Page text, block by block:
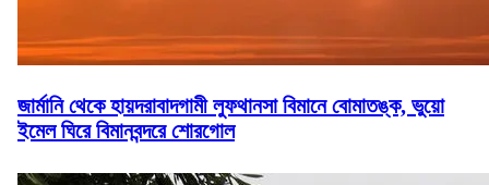
জার্মানি থেকে হায়দরাবাদগামী লুফথানসা বিমানে বোমাতঙ্ক, ভুয়ো
ইমেল ঘিরে বিমানবন্দরে শোরগোল